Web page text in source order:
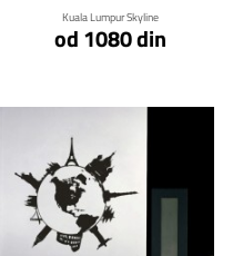
Kuala Lumpur Skyline
od 1080 din